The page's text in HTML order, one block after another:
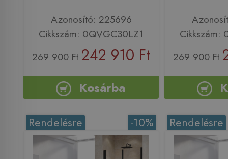
Azonosító: 225696
Cikkszám: 0QVGC30LZ1
269 900 Ft 242 910 Ft
Kosárba
Cikkszám:
269 900 Ft
-10%
Rendelésre Rendelésre